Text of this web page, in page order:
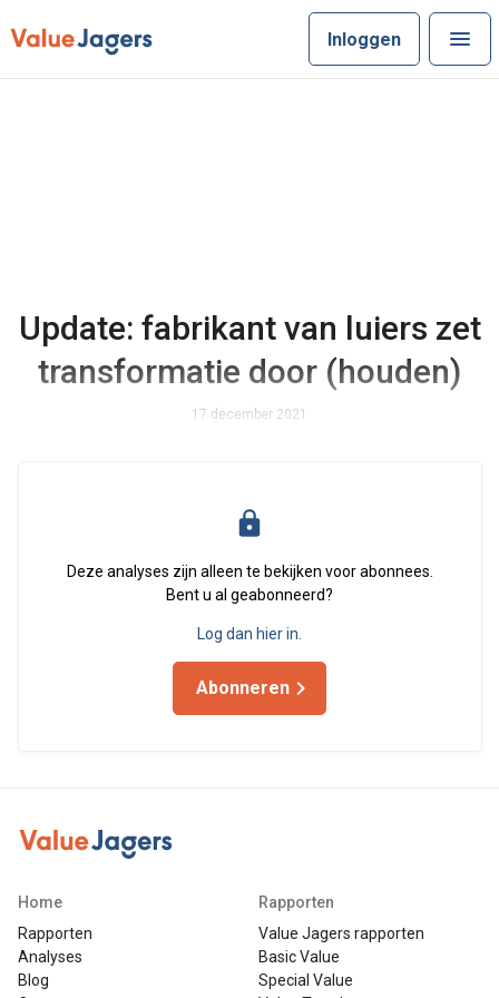
Inloggen
Update: fabrikant van luiers zet
transformatie door (houden)
17 december 2021
Deze analyses zijn alleen te bekijken voor abonnees.
Bent u al geabonneerd?
Log dan hier in.
Abonneren
Home
Rapporten
Analyses
Blog
Rapporten
Value Jagers rapporten
Basic Value
Special Value